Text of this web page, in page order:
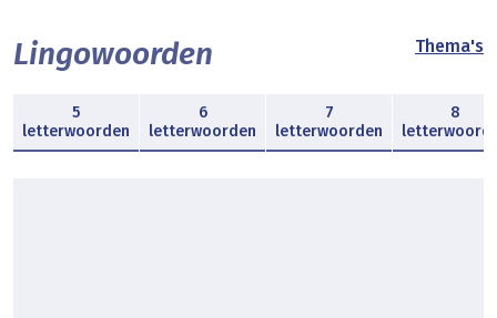
Lingowoorden Thema's
5
letterwoorden
6
letterwoorden
7
letterwoorden
8